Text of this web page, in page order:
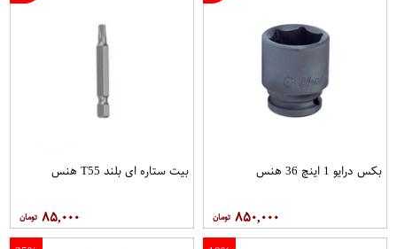
بکس درایو 1 اینچ 36 هنس
۸۵۰,۰۰۰
بیت ستاره ای بلند T55 هنس
۸۵,۰۰۰